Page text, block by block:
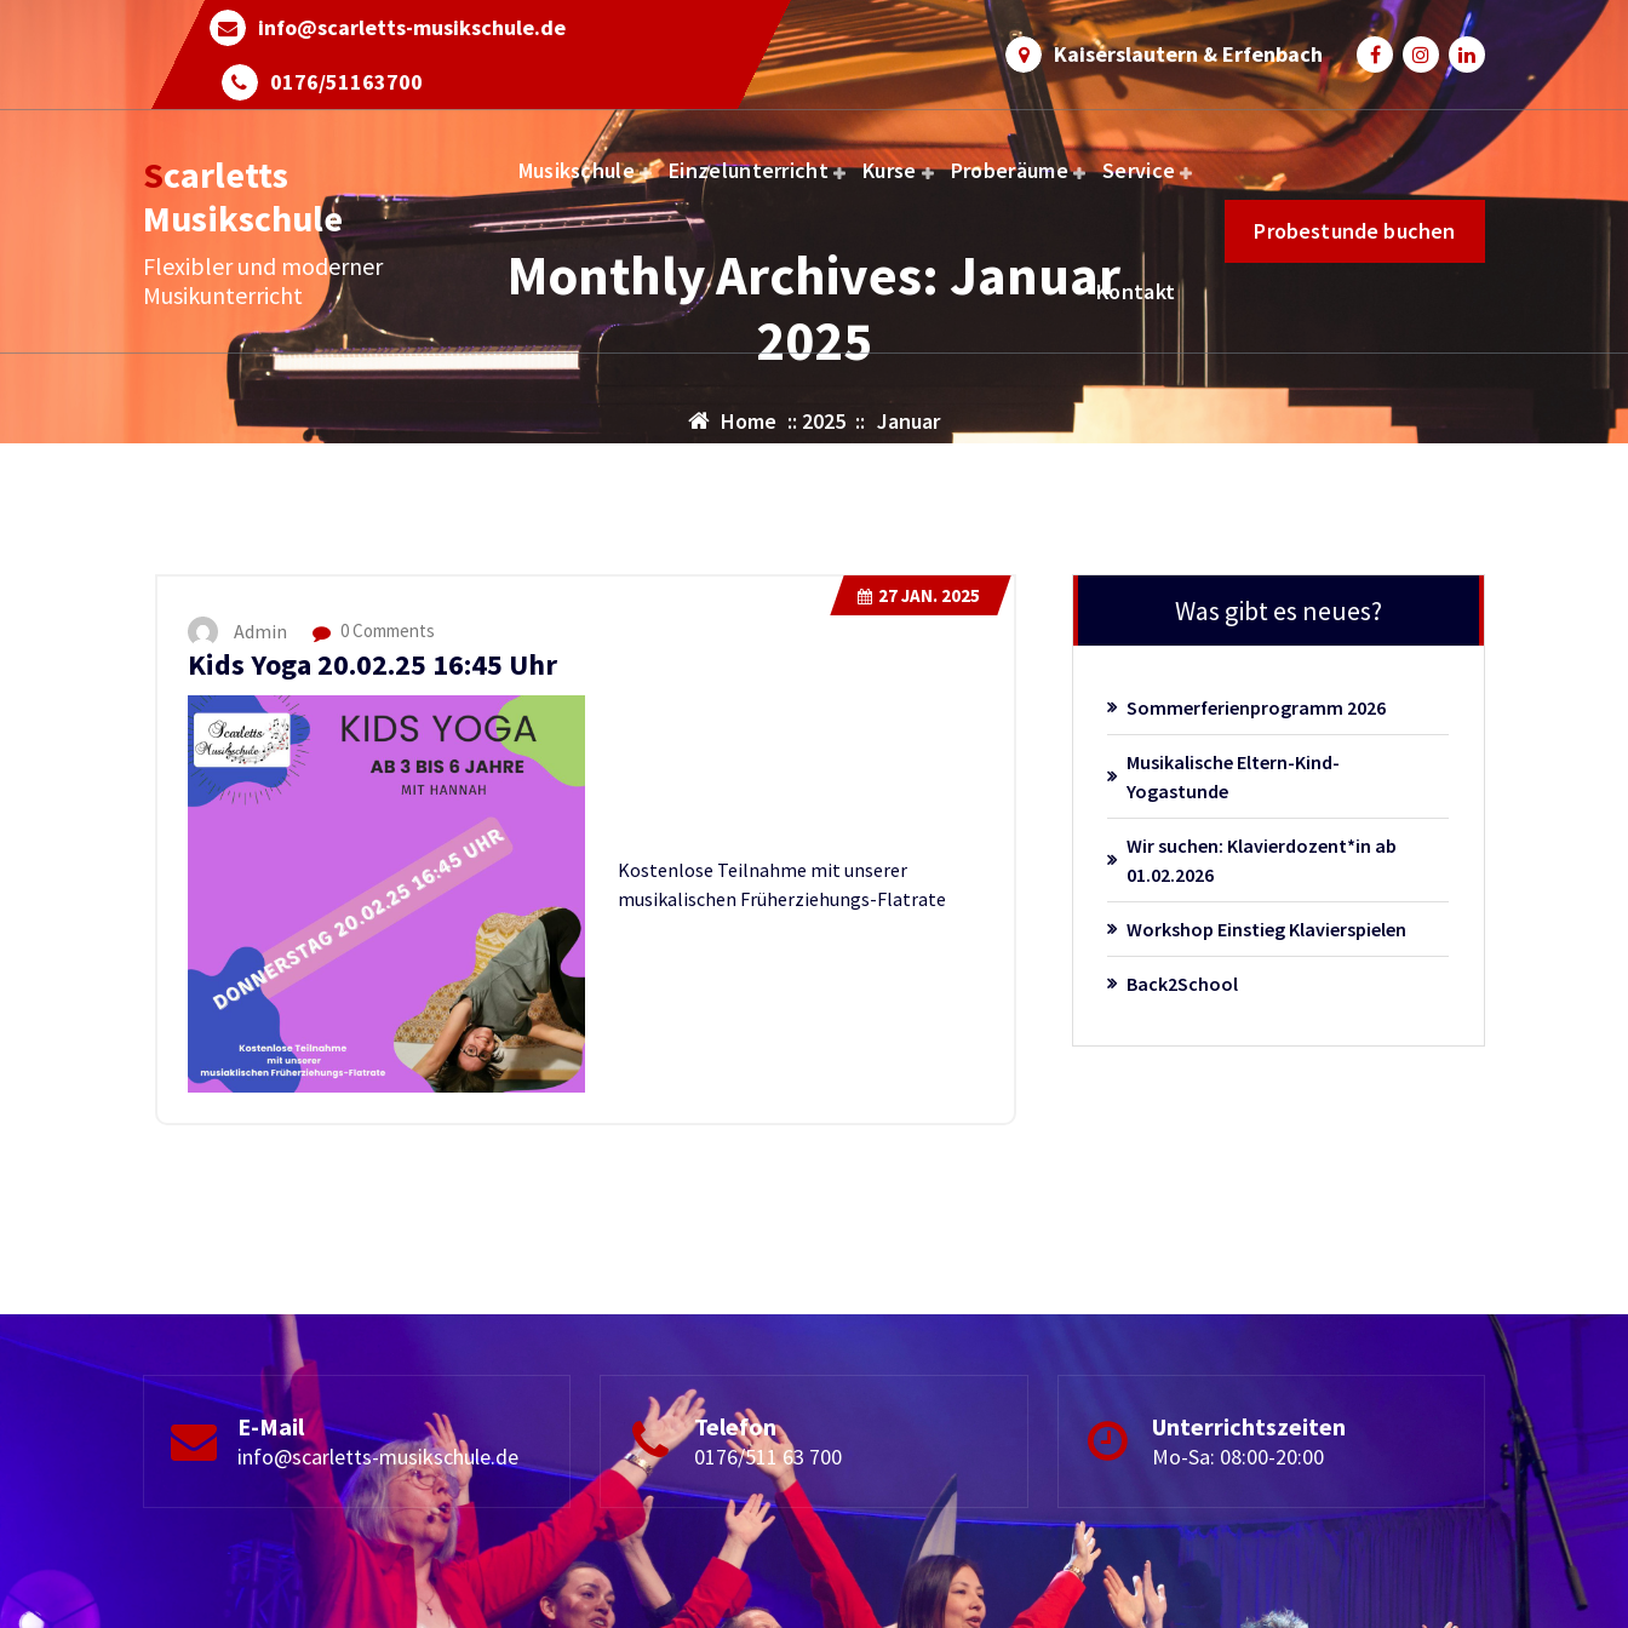
info@scarletts-musikschule.de
0176/51163700
Kaiserslautern & Erfenbach
Scarletts
Musikschule
Flexibler und moderner
Musikunterricht
Musikschule Einzelunterricht Kurse Proberäume Service
Kontakt
Probestunde buchen
Monthly Archives: Januar
2025
Home :: 2025 :: Januar
27JAN. 2025
Admin 0 Comments
Kids Yoga 20.02.25 16:45 Uhr
Kostenlose Teilnahme mit unserer
musikalischen Früherziehungs-Flatrate
Was gibt es neues?
Sommerferienprogramm 2026
Musikalische Eltern-Kind-
Yogastunde
Wir suchen: Klavierdozent*in ab
01.02.2026
Workshop Einstieg Klavierspielen
Back2School
E-Mail
info@scarletts-musikschule.de
Telefon
0176/511 63 700
Unterrichtszeiten
Mo-Sa: 08:00-20:00